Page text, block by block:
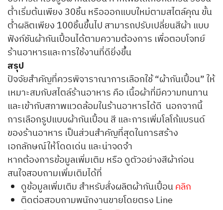
ต่ำเริ่มต้นเพียง 30ชิ้น หรือออกแบบใหม่ตามสไตล์คุณ ขั้น
ต่ำผลิตเพียง 100ชิ้นขึ้นไป สามารถปรับเปลี่ยนสีผ้า แบบ
ฟังก์ชันผ้ากันเปื้อนได้ตามความต้องการ เพื่อตอบโจทย์
ร้านอาหารและการใช้งานที่ดียิ่งขึ้น
สรุป
ปัจจัยสำคัญที่ควรพิจาราณาการเลือกใช้ “ผ้ากันเปื้อน” ให้
เหมาะสมกับสไตล์ร้านอาหาร คือ เนื้อผ้าที่มีความทนทาน
และเข้ากับสภาพแวดล้อมในร้านอาหารได้ดี นอกจากนี้
การเลือกรูปแบบผ้ากันเปื้อน สี และการเพิ่มโลโก้แบรนด์
ของร้านอาหาร เป็นส่วนสำคัญที่สุดในการสร้าง
เอกลักษณ์ให้โดดเด่น และน่าจดจำ
หากต้องการข้อมูลเพิ่มเติม หรือ ดูตัวอย่างสีผ้าก่อน
สนใจสอบถามเพิ่มเติมได้ที่
ดูข้อมูลเพิ่มเติม สำหรับสั่งผลิตผ้ากันเปื้อนคลิก
ติดต่อสอบถามพนักงานขายโดยตรง Line